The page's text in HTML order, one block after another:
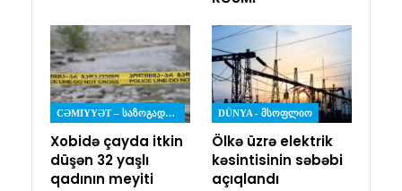
CƏMIYYƏT – ᲡᲐᲖᲝᲒᲐᲓᲝᲔᲑᲐ
Xobidə çayda itkin
düşən 32 yaşlı
qadının meyiti
DÜNYA - ᲛᲡᲝᲤᲚᲘᲝ
Ölkə üzrə elektrik
kəsintisinin səbəbi
açıqlandı